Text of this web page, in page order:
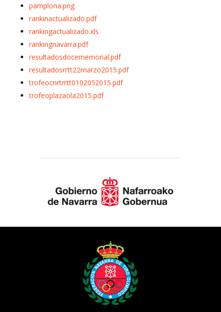
pamplona.png
rankinactualizado.pdf
rankingactualizado.xls
rankingnavarra.pdf
resultadosdocememorial.pdf
resultadosrrtt22marzo2015.pdf
trofeocnrtrrtt0102052015.pdf
trofeoplazaola2015.pdf